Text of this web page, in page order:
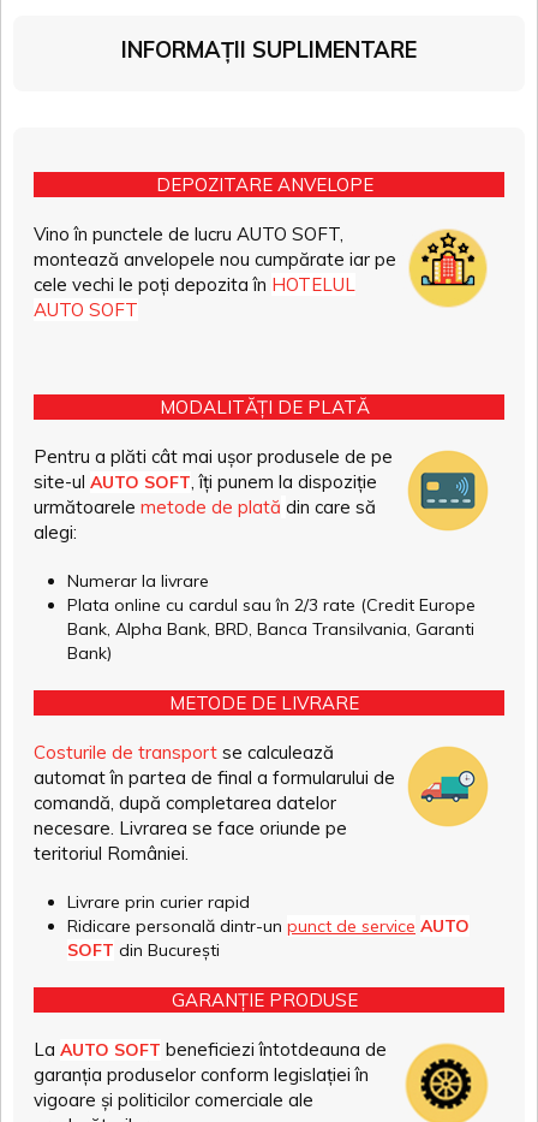
INFORMAȚII SUPLIMENTARE
DEPOZITARE ANVELOPE
Vino în punctele de lucru AUTO SOFT,
montează anvelopele nou cumpărate iar pe
cele vechi le poți depozita în HOTELUL
AUTO SOFT
MODALITĂȚI DE PLATĂ
Pentru a plăti cât mai ușor produsele de pe
site-ul AUTO SOFT, îți punem la dispoziție
următoarele metode de plată din care să
alegi:
Numerar la livrare
Plata online cu cardul sau în 2/3 rate (Credit Europe
Bank, Alpha Bank, BRD, Banca Transilvania, Garanti
Bank)
METODE DE LIVRARE
Costurile de transport se calculează
automat în partea de final a formularului de
comandă, după completarea datelor
necesare. Livrarea se face oriunde pe
teritoriul României.
Livrare prin curier rapid
Ridicare personală dintr-un punct de service AUTO
SOFT din București
GARANȚIE PRODUSE
La AUTO SOFT beneficiezi întotdeauna de
garanția produselor conform legislației în
vigoare și politicilor comerciale ale